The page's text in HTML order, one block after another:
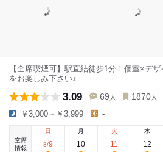
【全席喫煙可】駅直結徒歩1分！個室×デ
をお楽しみ下さい♪
3.09 69 人 1870 人
￥3,000～￥3,999 -
空席
情報
日
8/9
月
10
火
11
水
12